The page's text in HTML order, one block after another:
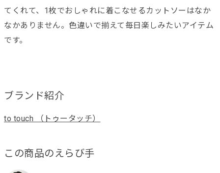
てくれて、1枚でおしゃれに着こなせるカットソーはなか
なかありません。色違いで揃えて毎日楽しみたいアイテム
です。
ブランド紹介
to touch （トゥータッチ）
この商品のえらび手